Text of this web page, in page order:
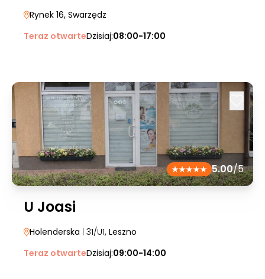
Rynek 16, Swarzędz
Teraz otwarteDzisiaj:08:00-17:00
5.00/5
U Joasi
Holenderska | 31/U1, Leszno
Teraz otwarteDzisiaj:09:00-14:00